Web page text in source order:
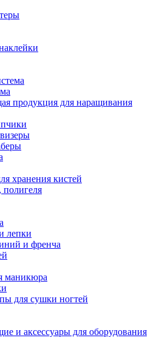
продукция для наращивания
хранения кистей
полигеля
лепки
и френча
маникюра
для сушки ногтей
и аксессуары для оборудования